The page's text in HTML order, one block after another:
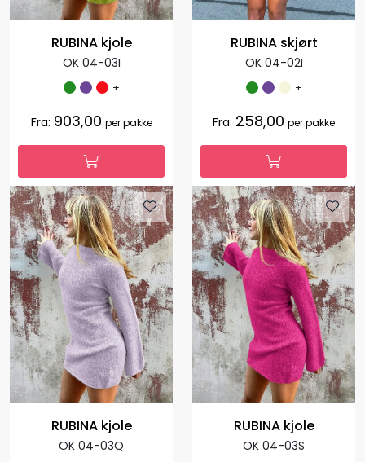
RUBINA kjole
OK 04-03I
+
Fra: 903,00 per pakke
RUBINA skjørt
OK 04-02I
+
Fra: 258,00 per pakke
RUBINA kjole
OK 04-03Q
RUBINA kjole
OK 04-03S